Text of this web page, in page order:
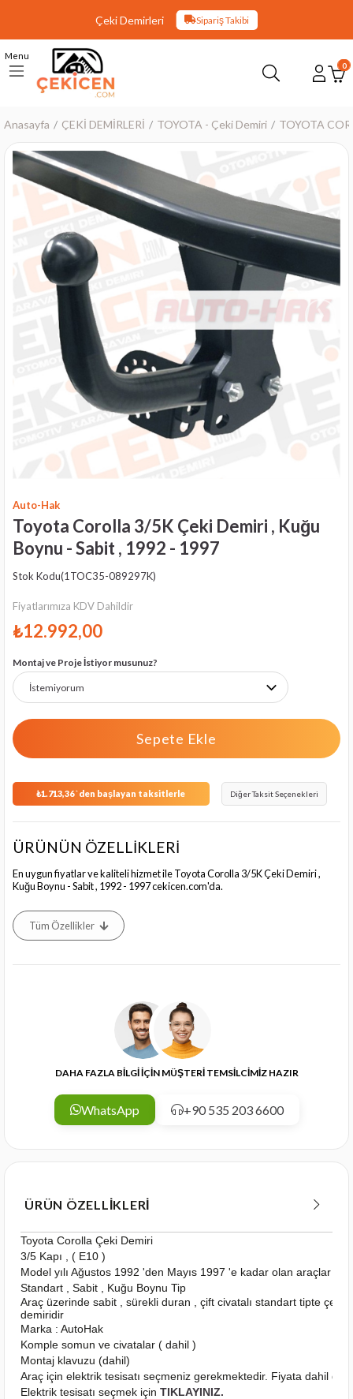
Çeki Demirleri Sipariş Takibi
Menu
0
Anasayfa ÇEKİ DEMİRLERİ TOYOTA - Çeki Demiri TOYOTA
›
Auto-Hak
Toyota Corolla 3/5K Çeki Demiri , Kuğu
Boynu - Sabit , 1992 - 1997
Stok Kodu(1TOC35-089297K)
Fiyatlarımıza KDV Dahildir
₺12.992,00
Montaj ve Proje İstiyor musunuz?
₺1.713,36`den başlayan taksitlerle Diğer Taksit Seçenekleri
ÜRÜNÜN ÖZELLİKLERİ
En uygun fiyatlar ve kaliteli hizmet ile Toyota Corolla 3/5K Çeki Demiri ,
Kuğu Boynu - Sabit , 1992 - 1997 cekicen.com'da.
Tüm Özellikler
DAHA FAZLA BİLGİ İÇİN MÜŞTERİ TEMSİLCİMİZ HAZIR
WhatsApp +90 535 203 6600
ÜRÜN ÖZELLIKLERI
Toyota Corolla Çeki Demiri
3/5 Kapı , ( E10 )
Model yılı Ağustos 1992 'den Mayıs 1997 'e kadar olan araçlar
Standart , Sabit , Kuğu Boynu Tip
Araç üzerinde sabit , sürekli duran , çift civatalı standart tipte çeki
demiridir
Marka : AutoHak
Komple somun ve civatalar ( dahil )
Montaj klavuzu (dahil)
Araç için elektrik tesisatı seçmeniz gerekmektedir. Fiyata dahil
Elektrik tesisatı seçmek için TIKLAYINIZ.